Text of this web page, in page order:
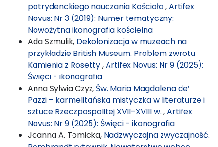
potrydenckiego nauczania Kościoła,Artifex
Novus: Nr 3 (2019): Numer tematyczny:
Nowożytna ikonografia kościelna
Ada Szmulik, Dekolonizacja w muzeach na
przykładzie British Museum. Problem zwrotu
Kamienia z Rosetty,Artifex Novus: Nr 9 (2025):
Święci - ikonografia
Anna Sylwia Czyż, Św. Maria Magdalena de’
Pazzi – karmelitańska mistyczka w literaturze i
sztuce Rzeczpospolitej XVII–XVIII w. ,Artifex
Novus: Nr 9 (2025): Święci - ikonografia
Joanna A. Tomicka, Nadzwyczajna zwyczajność.